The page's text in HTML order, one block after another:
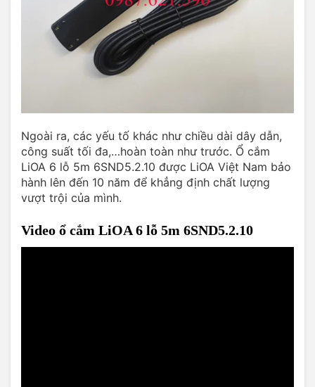
Ngoài ra, các yếu tố khác như chiều dài dây dẫn,
công suất tối đa,…hoàn toàn như trước. Ổ cắm
LiOA 6 lỗ 5m 6SND5.2.10 được LiOA Việt Nam bảo
hành lên đến 10 năm để khẳng định chất lượng
vượt trội của mình.
Video ổ cắm LiOA 6 lỗ 5m 6SND5.2.10